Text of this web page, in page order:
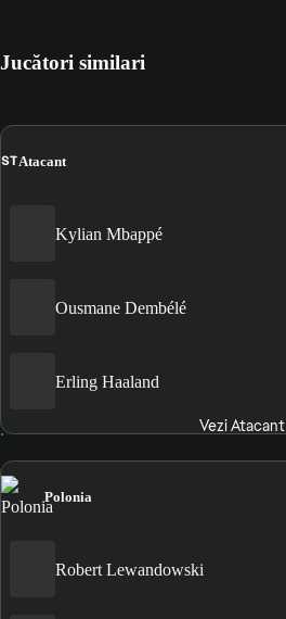
Jucători similari
STAtacant
Kylian Mbappé
Ousmane Dembélé
Erling Haaland
Vezi Atacant
Polonia
Robert Lewandowski